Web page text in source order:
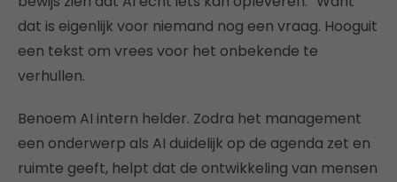
dat is eigenlijk voor niemand nog een vraag. Hooguit
een tekst om vrees voor het onbekende te
verhullen.
Benoem AI intern helder. Zodra het management
een onderwerp als AI duidelijk op de agenda zet en
ruimte geeft, helpt dat de ontwikkeling van mensen